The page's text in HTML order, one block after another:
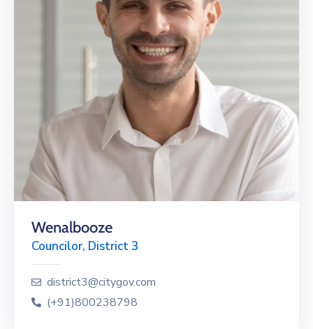
Wenalbooze
Councilor, District 3
district3@citygov.com
(+91)800238798